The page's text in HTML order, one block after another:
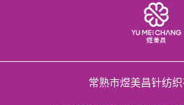
常熟市煜美昌针纺织